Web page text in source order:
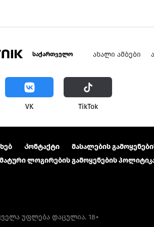
საქართველო ᲐᲮᲐᲚᲘ ᲐᲛᲑᲔᲑᲘ
VK ТikТоk
Კონტაქტი მასალების
ლოგირების გამოყენების
უფლება დაცულია. 18+